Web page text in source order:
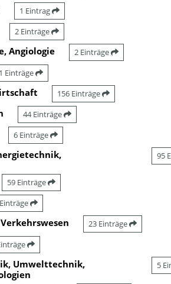
1 Eintrag
2 Einträge
Angiologie 2 Einträge
Einträge
156 Einträge
44 Einträge
6 Einträge
95
59 Einträge
23 Einträge
Umwelttechnik,
5